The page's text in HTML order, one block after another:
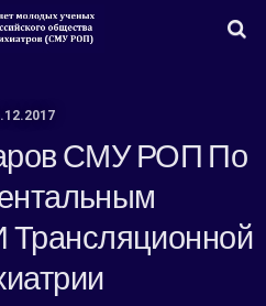
СМУ РОП По
Трансляционной